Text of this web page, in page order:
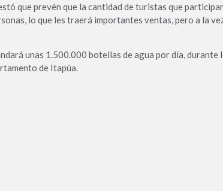
que prevén que la cantidad de turistas que
lo que les traerá importantes ventas, pero a la
unas 1.500.000 botellas de agua por día, durante
de Itapúa.